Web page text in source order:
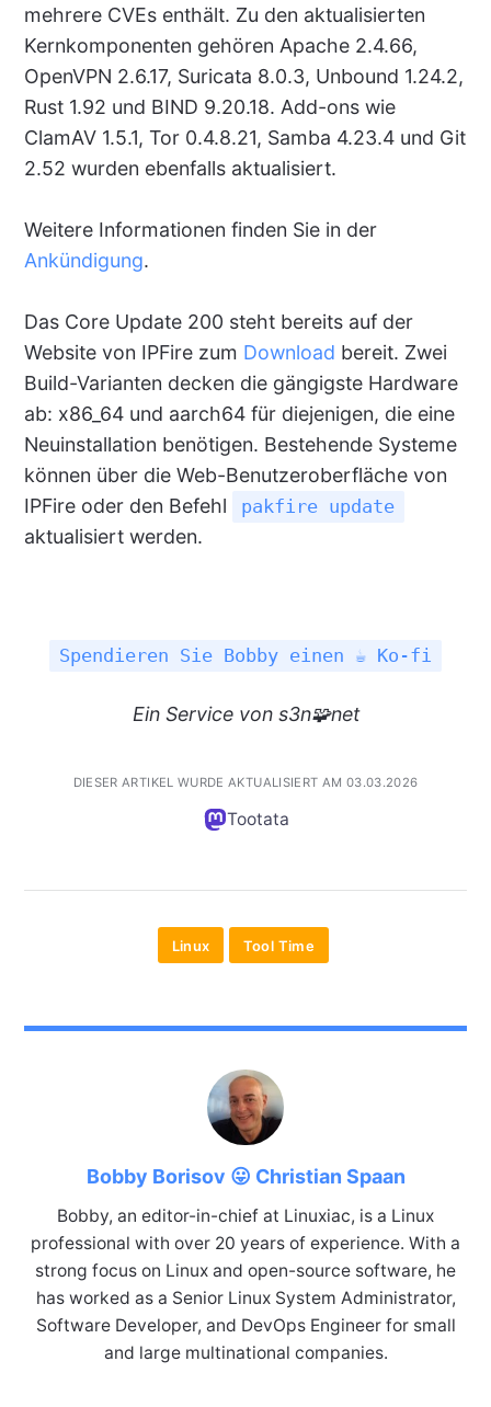
mehrere CVEs enthält. Zu den aktualisierten
Kernkomponenten gehören Apache 2.4.66,
OpenVPN 2.6.17, Suricata 8.0.3, Unbound 1.24.2,
Rust 1.92 und BIND 9.20.18. Add-ons wie
ClamAV 1.5.1, Tor 0.4.8.21, Samba 4.23.4 und Git
2.52 wurden ebenfalls aktualisiert.
Weitere Informationen finden Sie in der
Ankündigung.
Das Core Update 200 steht bereits auf der
Website von IPFire zum Download bereit. Zwei
Build-Varianten decken die gängigste Hardware
ab: x86_64 und aarch64 für diejenigen, die eine
Neuinstallation benötigen. Bestehende Systeme
können über die Web-Benutzeroberfläche von
IPFire oder den Befehl
pakfire update
aktualisiert werden.
Spendieren Sie Bobby einen ☕ Ko-fi
Ein Servicevon s3n🧩net
DIESER ARTIKEL WURDE AKTUALISIERT AM 03.03.2026
Tootata
Linux Tool Time
Bobby Borisov 😛 Christian Spaan
Bobby, an editor-in-chief at Linuxiac, is a Linux
professional with over 20 years of experience. With a
strong focus on Linux and open-source software, he
has worked as a Senior Linux System Administrator,
Software Developer, and DevOps Engineer for small
and large multinational companies.